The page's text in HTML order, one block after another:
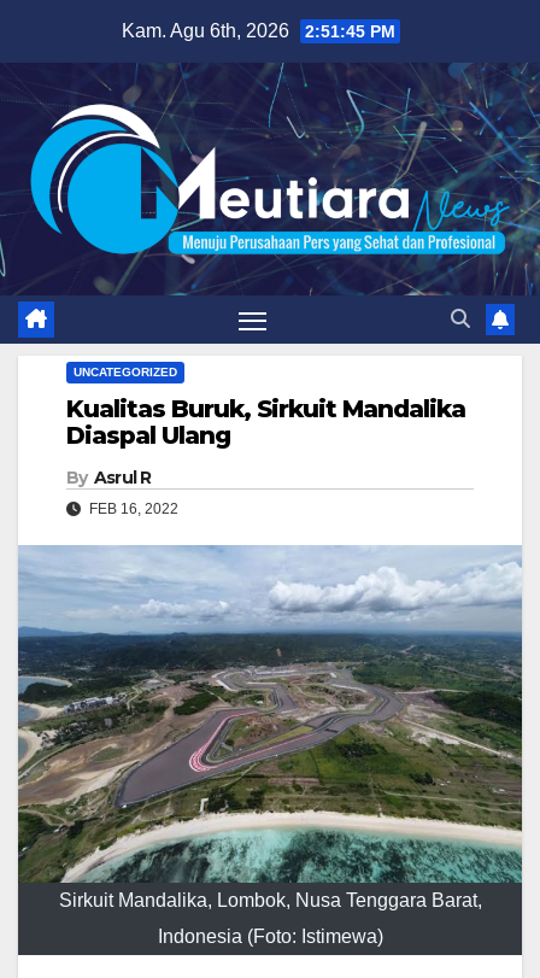
content
Kam. Agu 6th, 2026 2:51:46 PM
UNCATEGORIZED
Kualitas Buruk, Sirkuit Mandalika
Diaspal Ulang
By Asrul R
FEB 16, 2022
Sirkuit Mandalika, Lombok, Nusa Tenggara Barat,
Indonesia (Foto: Istimewa)